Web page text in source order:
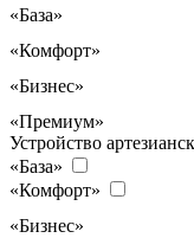
«База»
«Комфорт»
«Бизнес»
«Премиум»
Устройство
«База»
«Комфорт»
«Бизнес»